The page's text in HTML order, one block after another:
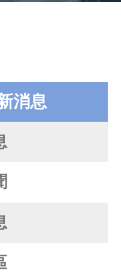
消息